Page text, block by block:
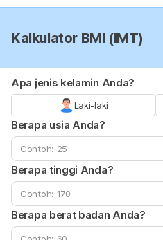
Kalkulator BMI (IMT)
Apa jenis kelamin Anda?
Laki-laki
Berapa usia Anda?
Berapa tinggi Anda?
Berapa berat badan Anda?